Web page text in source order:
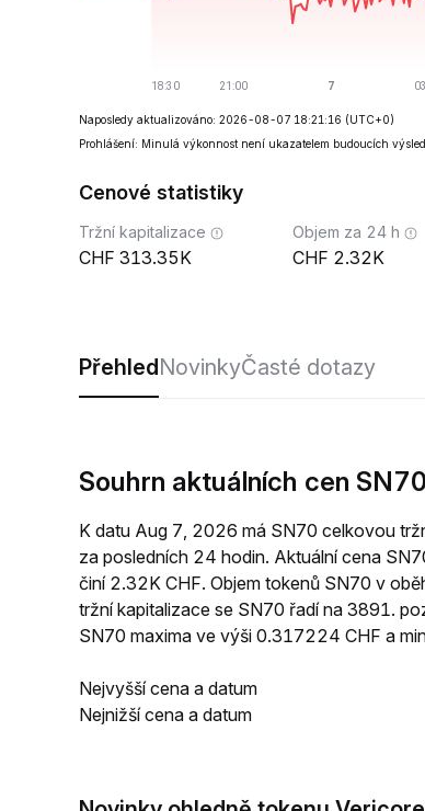
Naposledy aktualizováno: 2026-08-07 18:21:16 (UTC+0)
Prohlášení: Minulá výkonnost není ukazatelem budoucích
Cenové statistiky
Tržní kapitalizace
313.35K
Objem za 24 h
2.32K
PřehledNovinkyČasté dotazy
Souhrn aktuálních cen SN70
K datu Aug 7, 2026 má SN70 celkovou
za posledních 24 hodin. Aktuální cena
činí 2.32K CHF. Objem tokenů SN70 v
tržní kapitalizace se SN70 řadí na 3891.
SN70 maxima ve výši 0.317224 CHF a
Nejvyšší cena a datum
Nejnižší cena a datum